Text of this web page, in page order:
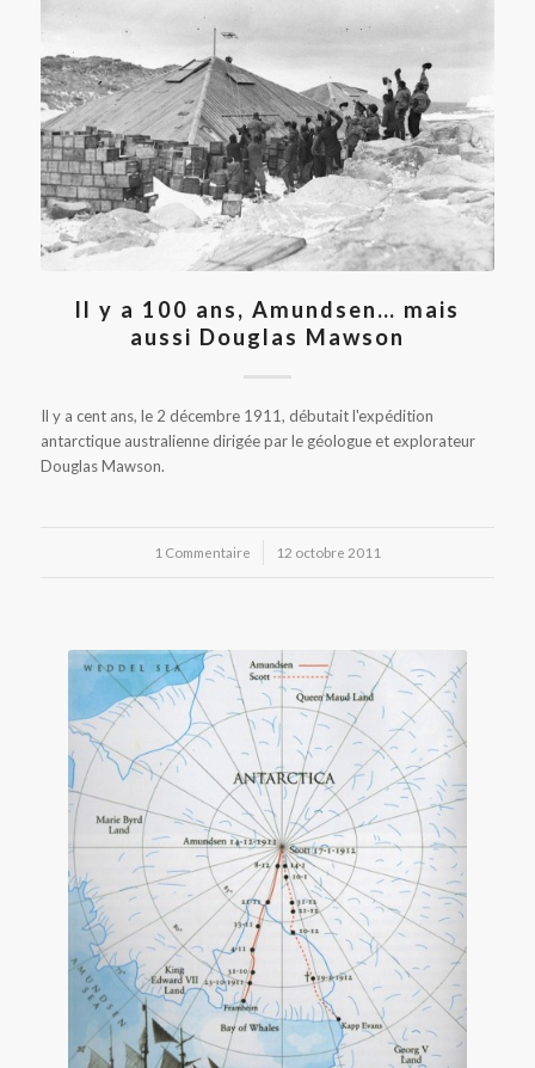
Il y a 100 ans, Amundsen… mais
aussi Douglas Mawson
Il y a cent ans, le 2 décembre 1911, débutait l'expédition
antarctique australienne dirigée par le géologue et explorateur
Douglas Mawson.
1 Commentaire
/ 12 octobre 2011